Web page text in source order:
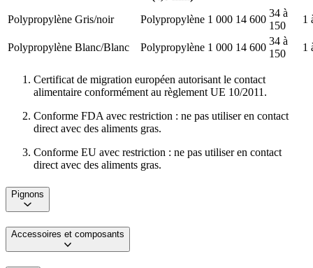
Polypropylène Gris/noir Polypropylène 1 000 14 600
34 à
150
1
Polypropylène Blanc/Blanc Polypropylène 1 000 14 600
34 à
150
1
Certificat de migration européen autorisant le contact
alimentaire conformément au règlement UE 10/2011.
Conforme FDA avec restriction : ne pas utiliser en contact
direct avec des aliments gras.
Conforme EU avec restriction : ne pas utiliser en contact
direct avec des aliments gras.
Pignons
Accessoires et composants